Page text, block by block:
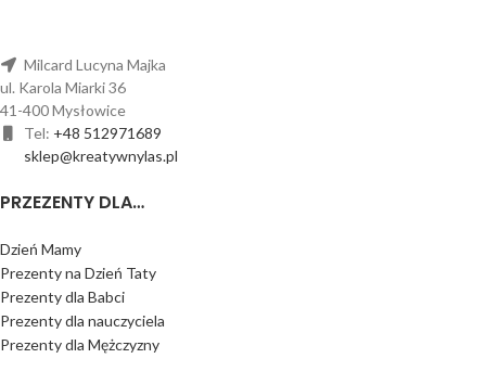
Milcard Lucyna Majka
ul. Karola Miarki 36
41-400 Mysłowice
Tel: +48 512971689
sklep@kreatywnylas.pl
PRZEZENTY DLA…
Dzień Mamy
Prezenty na Dzień Taty
Prezenty dla Babci
Prezenty dla nauczyciela
Prezenty dla Mężczyzny